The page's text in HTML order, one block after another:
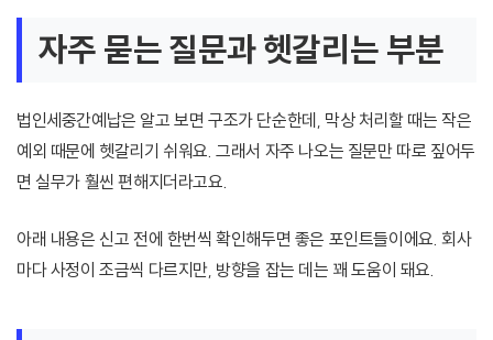
자주 묻는 질문과 헷갈리는 부분
법인세중간예납은 알고 보면 구조가 단순한데, 막상 처리할 때는 작은
예외 때문에 헷갈리기 쉬워요. 그래서 자주 나오는 질문만 따로 짚어두
면 실무가 훨씬 편해지더라고요.
아래 내용은 신고 전에 한번씩 확인해두면 좋은 포인트들이에요. 회사
마다 사정이 조금씩 다르지만, 방향을 잡는 데는 꽤 도움이 돼요.